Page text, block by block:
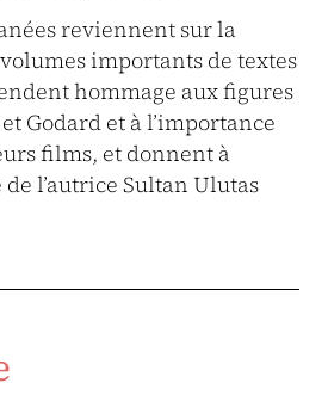
reviennent sur la
importants de textes
hommage aux figures
Godard et à l’importance
films, et donnent à
l’autrice Sultan Ulutas